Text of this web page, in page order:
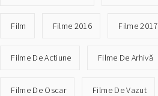
Film Filme 2016 Filme 2017
Filme De Actiune Filme De Arhivă
Filme De Oscar Filme De Vazut